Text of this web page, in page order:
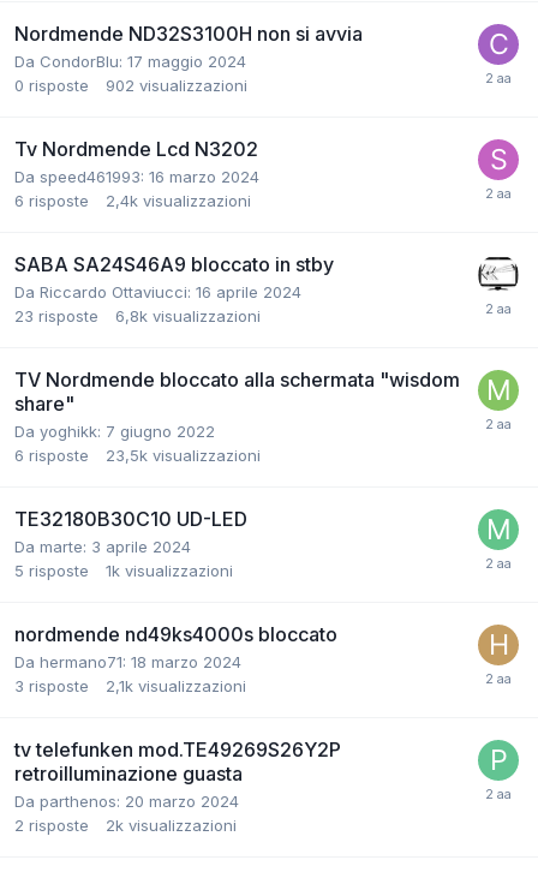
Nordmende ND32S3100H non si avvia
Da CondorBlu: 17 maggio 2024
0 risposte 902 visualizzazioni
Tv Nordmende Lcd N3202
Da speed461993: 16 marzo 2024
6 risposte 2,4k visualizzazioni
SABA SA24S46A9 bloccato in stby
Da Riccardo Ottaviucci: 16 aprile 2024
23 risposte 6,8k visualizzazioni
TV Nordmende bloccato alla schermata "wisdom
share"
Da yoghikk: 7 giugno 2022
6 risposte 23,5k visualizzazioni
TE32180B30C10 UD-LED
Da marte: 3 aprile 2024
5 risposte 1k visualizzazioni
nordmende nd49ks4000s bloccato
Da hermano71: 18 marzo 2024
3 risposte 2,1k visualizzazioni
tv telefunken mod.TE49269S26Y2P
retroilluminazione guasta
Da parthenos: 20 marzo 2024
2 risposte 2k visualizzazioni